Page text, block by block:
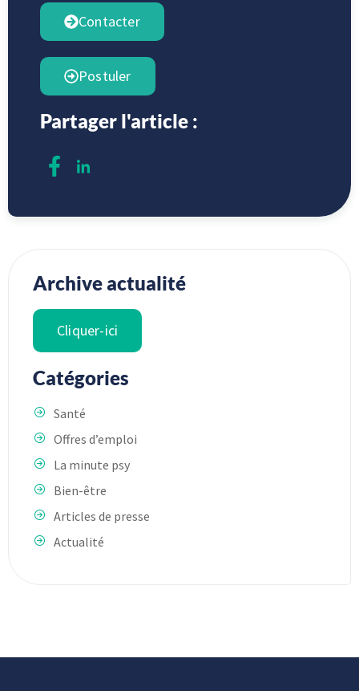
Contacter
Postuler
Partager l'article :
Archive actualité
Cliquer-ici
Catégories
Santé
Offres d’emploi
La minute psy
Bien-être
Articles de presse
Actualité